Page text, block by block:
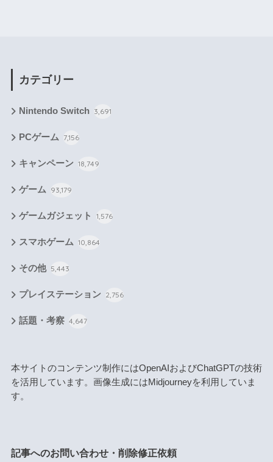
カテゴリー
Nintendo Switch 3,691
PCゲーム 7,156
キャンペーン 18,749
ゲーム 93,179
ゲームガジェット 1,576
スマホゲーム 10,864
その他 5,443
プレイステーション 2,756
話題・考察 4,647
本サイトのコンテンツ制作にはOpenAIおよびChatGPTの技術
を活用しています。画像生成にはMidjourneyを利用していま
す。
記事へのお問い合わせ・削除修正依頼